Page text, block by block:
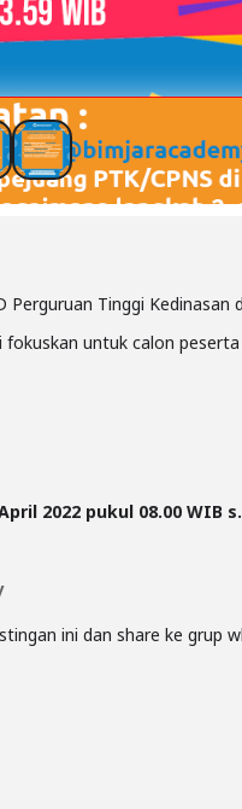
Tinggi Kedinasan
untuk calon
2022 pukul 08.00 WIB
ini dan share ke grup